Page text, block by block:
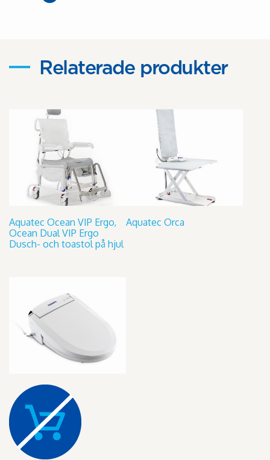
Relaterade produkter
Aquatec Ocean VIP Ergo,
Ocean Dual VIP Ergo
Dusch- och toastol på hjul
Aquatec Orca